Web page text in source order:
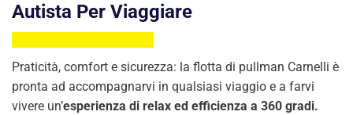
Autista Per Viaggiare
Praticità, comfort e sicurezza: la flotta di pullman Carnelli è
pronta ad accompagnarvi in qualsiasi viaggio e a farvi
vivere un’esperienza di relax ed efficienza a 360 gradi.